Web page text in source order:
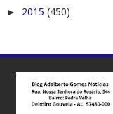
► 2015 (450)